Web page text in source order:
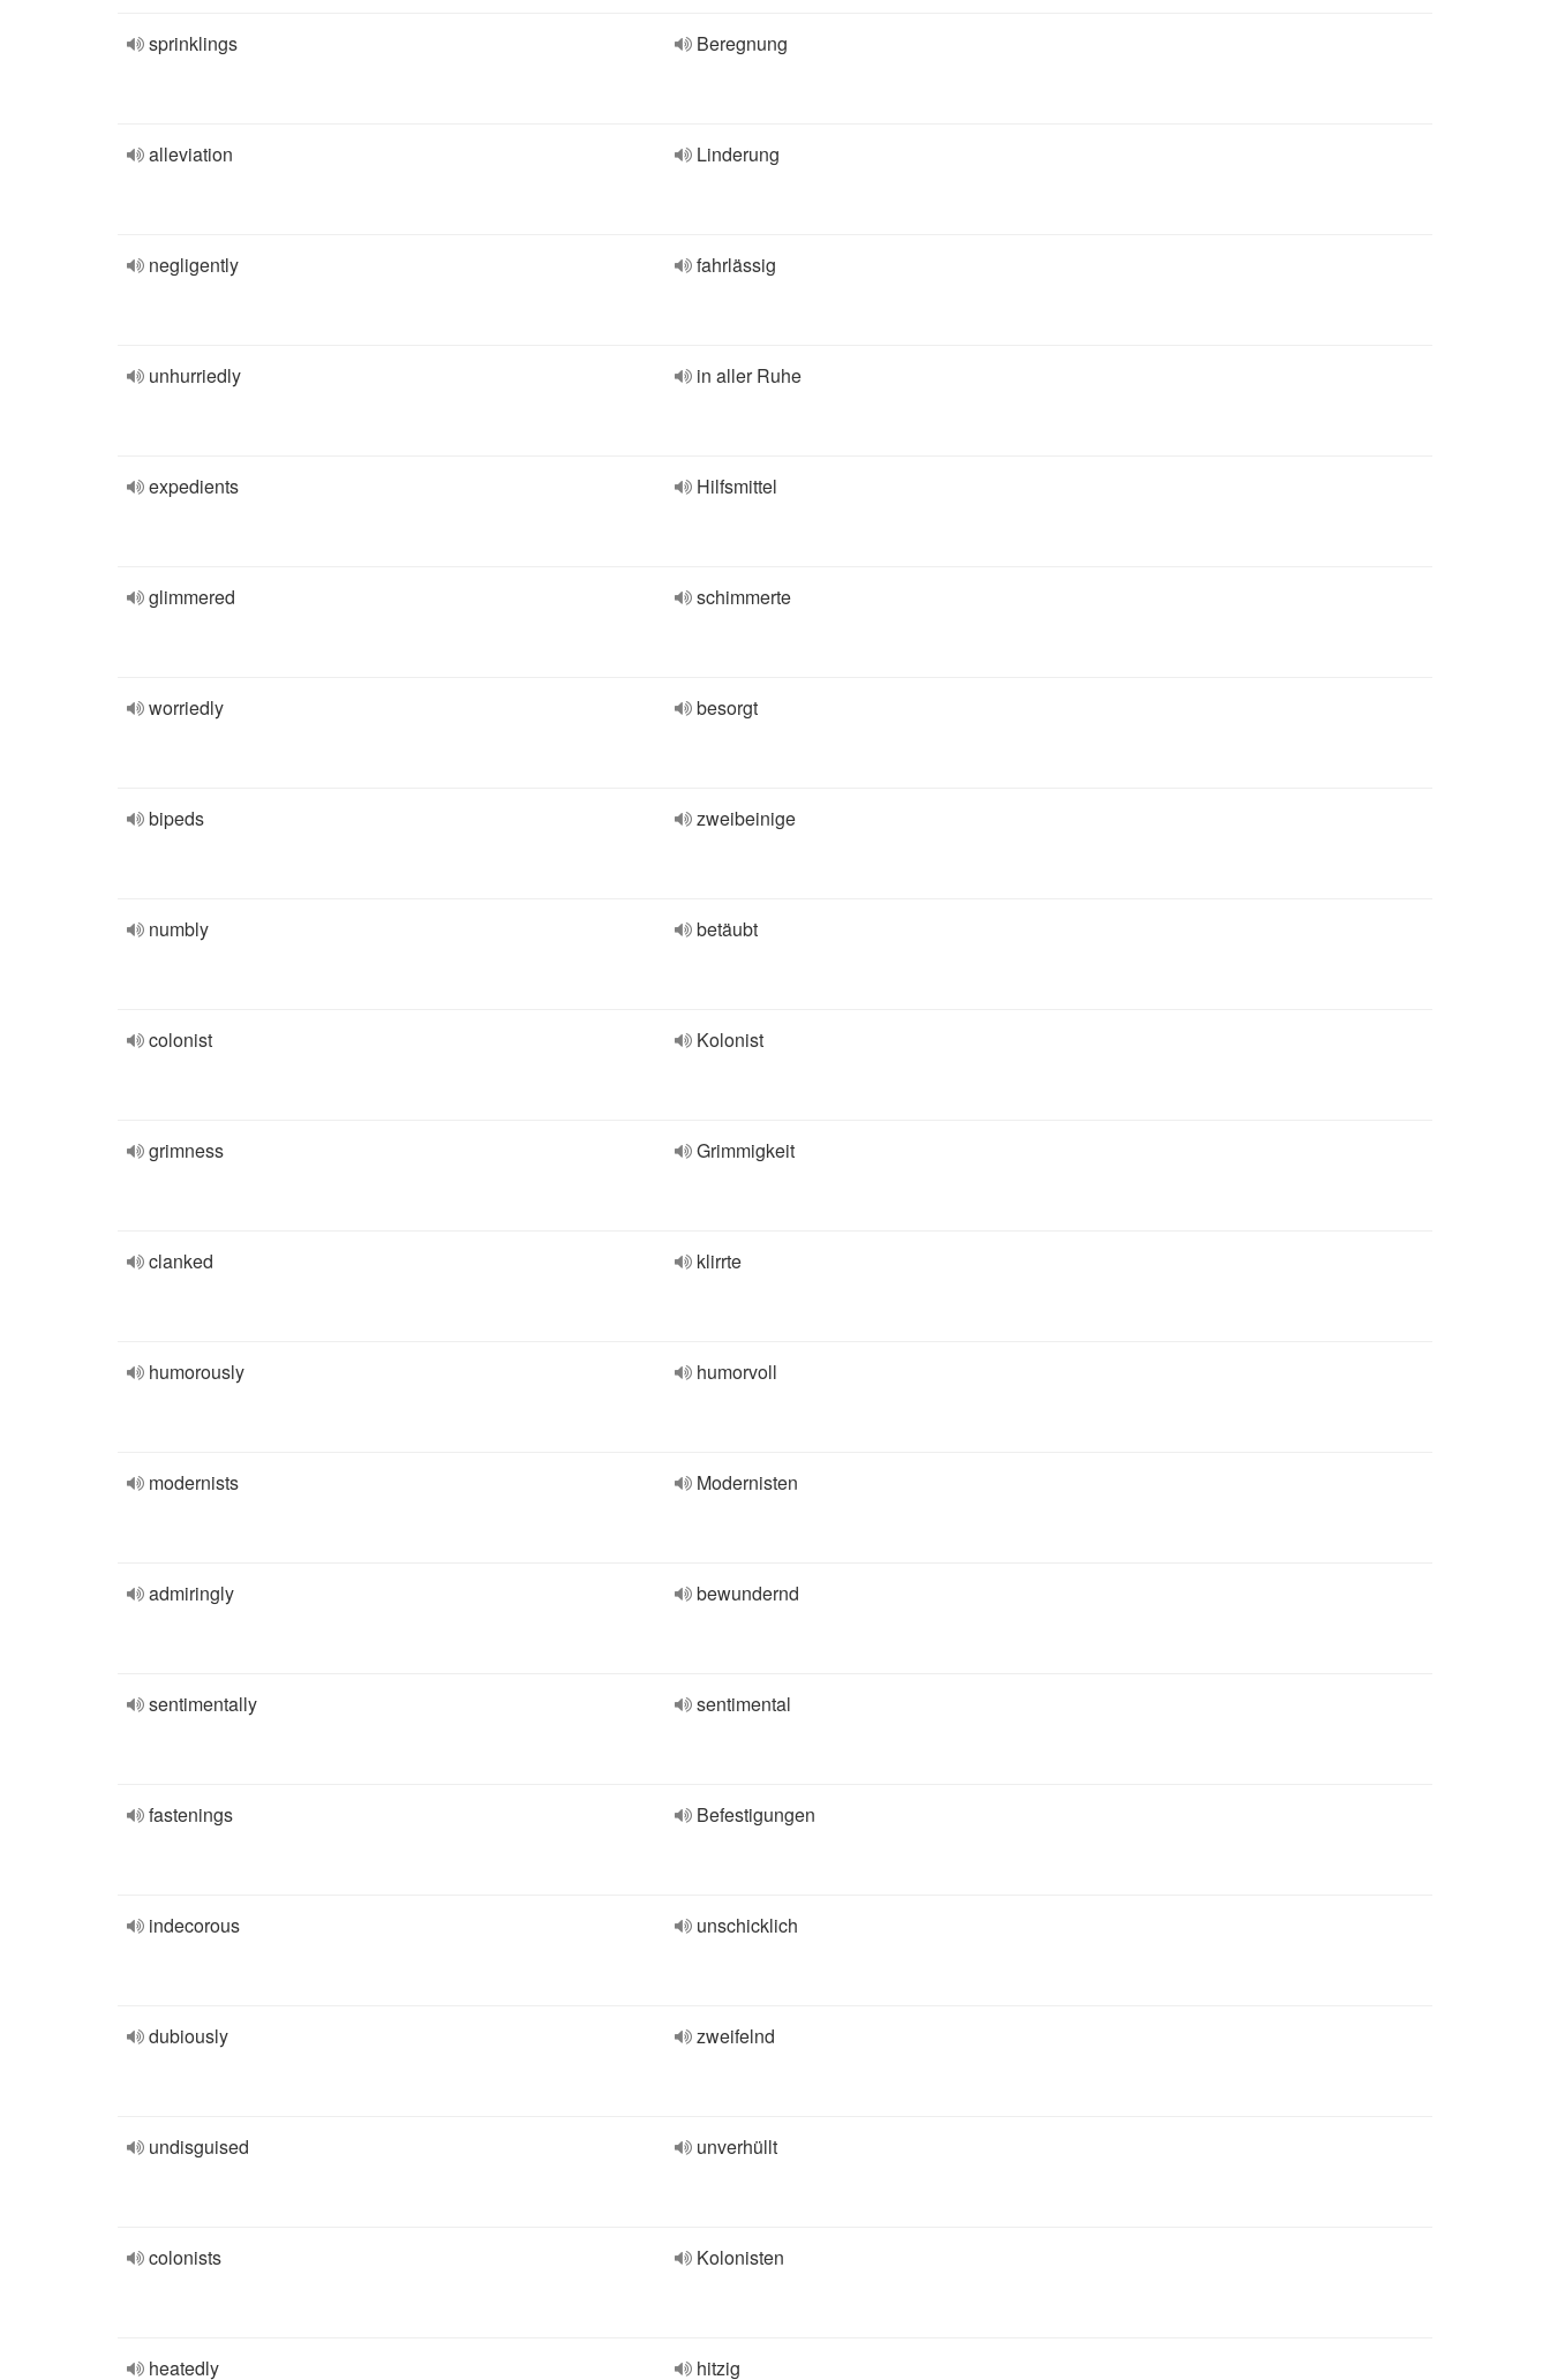
sprinklings Beregnung
alleviation Linderung
negligently fahrlässig
unhurriedly in aller Ruhe
expedients Hilfsmittel
glimmered schimmerte
worriedly besorgt
bipeds zweibeinige
numbly betäubt
colonist Kolonist
grimness Grimmigkeit
clanked klirrte
humorously humorvoll
modernists Modernisten
admiringly bewundernd
sentimentally sentimental
fastenings Befestigungen
indecorous unschicklich
dubiously zweifelnd
undisguised unverhüllt
colonists Kolonisten
heatedly hitzig